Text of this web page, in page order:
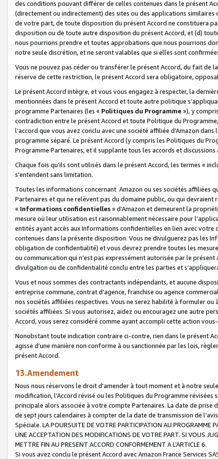
des conditions pouvant différer de celles contenues dans le présent
(directement ou indirectement) des sites ou des applications
de votre part, de toute disposition du présent Accord ne constituera
disposition ou de toute autre disposition du présent Accord, et (d)
nous pourrions prendre et toutes approbations que nous pourrions
notre seule discrétion, et ne seront valables que si elles sont
Vous ne pouvez pas céder ou transférer le présent Accord, du fait de
réserve de cette restriction, le présent Accord sera obligatoire,
Le présent Accord intègre, et vous vous engagez à respecter, la
mentionnées dans le présent Accord et toute autre politique
programme Partenaires (les « Politiques du Programme »), y
contradiction entre le présent Accord et toute Politique du
l’accord que vous avez conclu avec une société affiliée d’Amazon
programme séparé. Le présent Accord (y compris les Politiques du
Programme Partenaires, et il supplante tous les accords et discussions
Chaque fois qu’ils sont utilisés dans le présent Accord, les termes «
s'entendent sans limitation.
Toutes les informations concernant Amazon ou ses sociétés affiliées
Partenaires et qui ne relèvent pas du domaine public, ou qui
« Informations confidentielles» d’Amazon et demeurent la
mesure où leur utilisation est raisonnablement nécessaire pour
entités ayant accès aux Informations confidentielles en lien avec
contenues dans la présente disposition. Vous ne divulguerez pas les
obligation de confidentialité) et vous devrez prendre toutes les
ou communication qui n’est pas expressément autorisée par le
divulgation ou de confidentialité conclu entre les parties et
Vous et nous sommes des contractants indépendants, et aucune
entreprise commune, contrat d'agence, franchise ou agence
nos sociétés affiliées respectives. Vous ne serez habilité à formuler
sociétés affiliées. Si vous autorisez, aidez ou encouragez une autre
Accord, vous serez considéré comme ayant accompli cette action
Nonobstant toute indication contraire ci-contre, rien dans le présent
agisse d’une manière non conforme à ou sanctionnée par les lois,
présent Accord.
13.Amendement
Nous nous réservons le droit d'amender à tout moment et à notre
modification, l’Accord révisé ou les Politiques du Programme
principale alors associée à votre compte Partenaires. La date de
de sept jours calendaires à compter de la date de transmission de
Spéciale. LA POURSUITE DE VOTRE PARTICIPATION AU PROGRAMME
UNE ACCEPTATION DES MODIFICATIONS DE VOTRE PART. SI VOUS
METTRE FIN AU PRESENT ACCORD CONFORMEMENT A L’ARTICLE 6.
Si vous avez conclu le présent Accord avec Amazon France Services